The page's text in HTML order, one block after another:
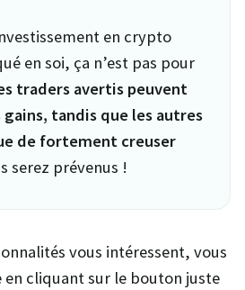
en crypto
en soi, ça n’est pas pour
traders avertis peuvent
tandis que les autres
de fortement creuser
serez prévenus !
vous intéressent, vous
en cliquant sur le bouton juste